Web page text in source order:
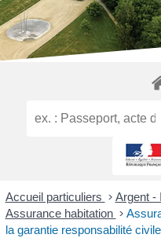
Accueil particuliers > Argent -
Assurance habitation >
la garantie responsabilité